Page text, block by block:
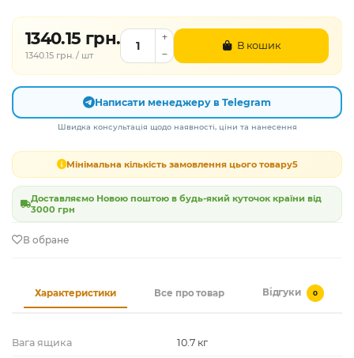
1340.15 грн.
1340.15 грн. / шт
В кошик
Написати менеджеру в Telegram
Швидка консультація щодо наявності, ціни та нанесення
Мінімальна кількість замовлення цього товару5
Доставляємо Новою поштою в будь-який куточок країни від
3000 грн
В обране
Характеристики Все про товар Відгуки 0
Вага ящика 10.7 кг